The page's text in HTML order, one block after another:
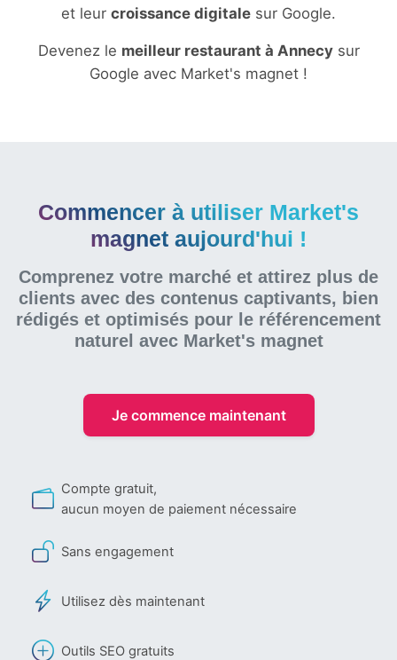
et leur croissance digitale sur Google.
Devenez le meilleur restaurant à Annecysur
Google avec Market's magnet !
Commencer à utiliser Market's
magnet aujourd'hui !
Comprenez votre marché et attirez plus de
clients avec des contenus captivants, bien
rédigés et optimisés pour le référencement
naturel avec Market's magnet
Je commence maintenant
Compte gratuit,
aucun moyen de paiement nécessaire
Sans engagement
Utilisez dès maintenant
Outils SEO gratuits